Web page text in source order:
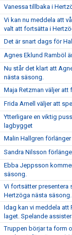
Vanessa tillbaka i
Vi kan nu meddela att
valt att fortsätta i
Det är snart dags för
Agnes Eklund Ramböl
Nu står det klart att
nästa säsong.
Maja Retzman väljer
Frida Arnell väljer att
Ytterligare en viktig
lagbygget
Malin Hallgren
Sandra Nilsson
Ebba Jeppsson
säsong.
Vi fortsätter presentera
Hertzöga nästa säsong.
Idag kan vi meddela att
laget. Spelande
Truppen börjar ta form